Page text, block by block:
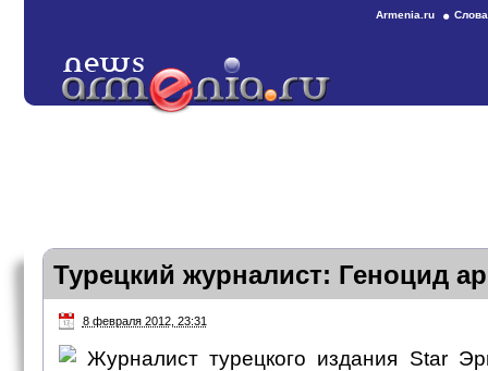
Armenia.ru
Турецкий журналист: Геноцид
8 февраля 2012, 23:31
Журналист турецкого издания Star